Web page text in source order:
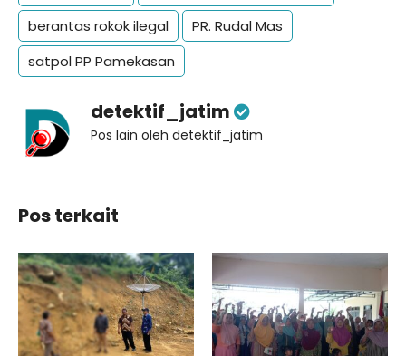
berantas rokok ilegal
PR. Rudal Mas
satpol PP Pamekasan
detektif_jatim
Pos lain oleh detektif_jatim
Pos terkait